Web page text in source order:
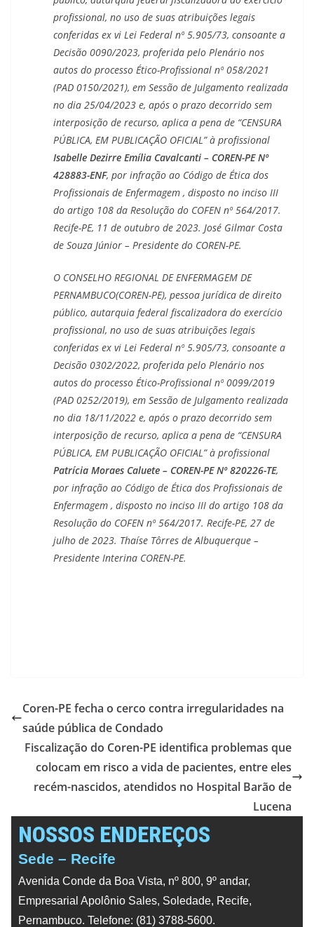
profissional, no uso de suas atribuições legais
conferidas ex vi Lei Federal nº 5.905/73, consoante a
Decisão 0090/2023, proferida pelo Plenário nos
autos do processo Ético-Profissional nº 058/2021
(PAD 0150/2021), em Sessão de Julgamento realizada
no dia 25/04/2023 e, após o prazo decorrido sem
interposição de recurso, aplica a pena de “CENSURA
PÚBLICA, EM PUBLICAÇÃO OFICIAL” à profissional
Isabelle Dezirre Emília Cavalcanti – COREN-PE Nº
428883-ENF, por infração ao Código de Ética dos
Profissionais de Enfermagem , disposto no inciso III
do artigo 108 da Resolução do COFEN nº 564/2017.
Recife-PE, 11 de outubro de 2023. José Gilmar Costa
de Souza Júnior – Presidente do COREN-PE.
O CONSELHO REGIONAL DE ENFERMAGEM DE
PERNAMBUCO(COREN-PE), pessoa jurídica de direito
público, autarquia federal fiscalizadora do exercício
profissional, no uso de suas atribuições legais
conferidas ex vi Lei Federal nº 5.905/73, consoante a
Decisão 0302/2022, proferida pelo Plenário nos
autos do processo Ético-Profissional nº 0099/2019
(PAD 0252/2019), em Sessão de Julgamento realizada
no dia 18/11/2022 e, após o prazo decorrido sem
interposição de recurso, aplica a pena de “CENSURA
PÚBLICA, EM PUBLICAÇÃO OFICIAL” à profissional
Patrícia Moraes Caluete – COREN-PE Nº 820226-TE,
por infração ao Código de Ética dos Profissionais de
Enfermagem , disposto no inciso III do artigo 108 da
Resolução do COFEN nº 564/2017. Recife-PE, 27 de
julho de 2023. Thaíse Tôrres de Albuquerque –
Presidente Interina COREN-PE.
Coren-PE fecha o cerco contra irregularidades na
saúde pública de Condado
Fiscalização do Coren-PE identifica problemas que
colocam em risco a vida de pacientes, entre eles
recém-nascidos, atendidos no Hospital Barão de
Lucena
NOSSOS ENDEREÇOS
Sede – Recife
Avenida Conde da Boa Vista, nº 800, 9º andar,
Empresarial Apolônio Sales, Soledade, Recife,
Pernambuco. Telefone: (81) 3788-5600.